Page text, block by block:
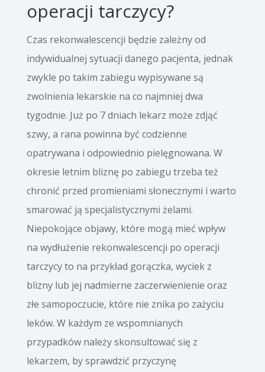
operacji tarczycy?
Czas rekonwalescencji będzie zależny od
indywidualnej sytuacji danego pacjenta, jednak
zwykle po takim zabiegu wypisywane są
zwolnienia lekarskie na co najmniej dwa
tygodnie. Już po 7 dniach lekarz może zdjąć
szwy, a rana powinna być codzienne
opatrywana i odpowiednio pielęgnowana. W
okresie letnim bliznę po zabiegu trzeba też
chronić przed promieniami słonecznymi i warto
smarować ją specjalistycznymi żelami.
Niepokojące objawy, które mogą mieć wpływ
na wydłużenie rekonwalescencji po operacji
tarczycy to na przykład gorączka, wyciek z
blizny lub jej nadmierne zaczerwienienie oraz
złe samopoczucie, które nie znika po zażyciu
leków. W każdym ze wspomnianych
przypadków należy skonsultować się z
lekarzem, by sprawdzić przyczynę